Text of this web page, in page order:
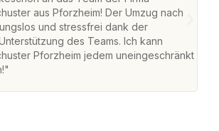
aus Pforzheim! Der Umzug nach
und stressfrei dank der
des Teams. Ich kann
Pforzheim jedem uneingeschränkt